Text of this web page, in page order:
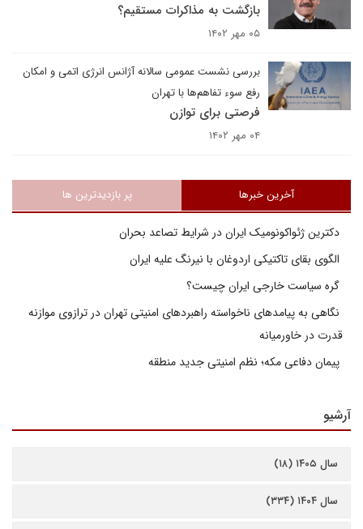
بازگشت به مذاکرات مستقیم؟
۰۵ مهر ۱۴۰۲
بررسی نشست عمومی سالانه آژانس انرژی اتمی و امکان
رفع سوء تفاهم‌ها با تهران
فرصتی برای توازن
۰۴ مهر ۱۴۰۲
آخرین خبرها پر بازدیدترین ها
دکترین ژئواکونومیک ایران در شرایط تصاعد بحران
الگوی بقای تاکتیکی اردوغان با نیرنگ علیه ایران
گره سیاست خارجی ایران چیست؟
نگاهی به پیامدهای ناخواسته راهبردهای امنیتی تهران در ترازوی موازنه
قدرت در خاورمیانه
پیمان دفاعی مکه؛ نظم امنیتی جدید منطقه
آرشیو
سال ۱۴۰۵ (۱۸)
سال ۱۴۰۴ (۳۳۴)